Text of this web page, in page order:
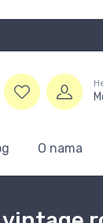
O nama